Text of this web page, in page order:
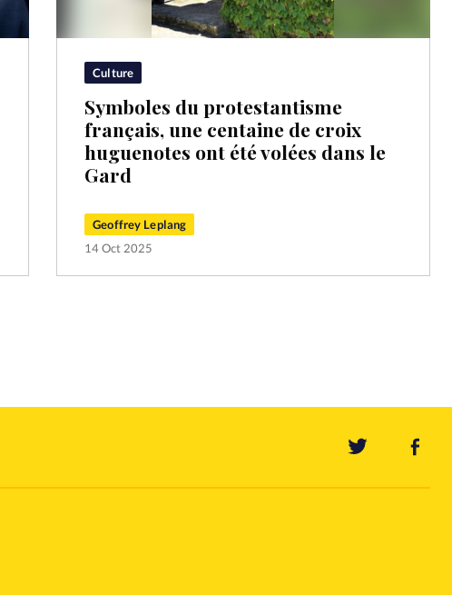
Culture
Symboles du protestantisme
français, une centaine de croix
huguenotes ont été volées dans le
Gard
Geoffrey Leplang
14 Oct 2025